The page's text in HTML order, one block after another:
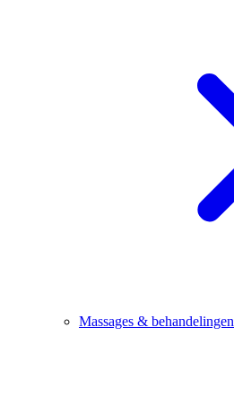
Massages & behandelingen